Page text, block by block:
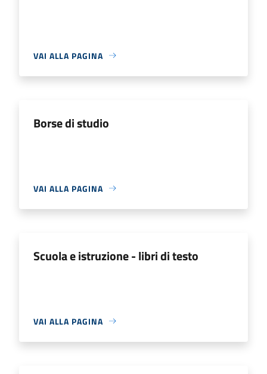
VAI ALLA PAGINA
Borse di studio
VAI ALLA PAGINA
Scuola e istruzione - libri di testo
VAI ALLA PAGINA